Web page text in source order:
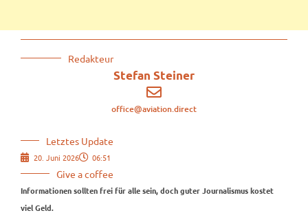
Redakteur
Stefan Steiner
office@aviation.direct
Letztes Update
20. Juni 2026 06:51
Give a coffee
Informationen sollten frei für alle sein, doch guter Journalismus kostet
viel Geld.